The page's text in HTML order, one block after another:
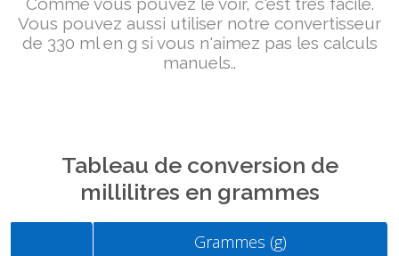
Vous pouvez aussi utiliser notre convertisseur
de 330 ml en g si vous n'aimez pas les calculs
manuels..
Tableau de conversion de
millilitres en grammes
Grammes (g)